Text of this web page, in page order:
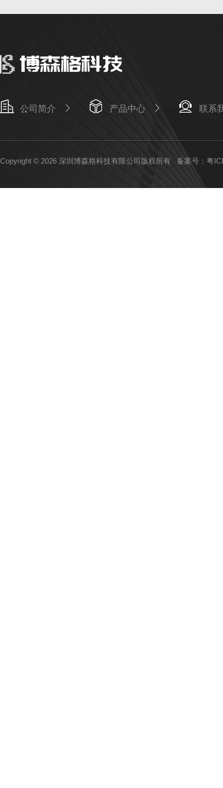
公司简介 产品中心 联系
Copyright © 2026 深圳博森格科技有限公司版权所有备案号：粤